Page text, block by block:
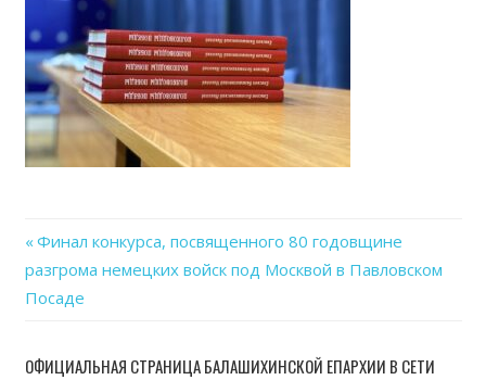
Навигация
по
записям
Previous
Post:
Финал конкурса, посвященного 80 годовщине
разгрома немецких войск под Москвой в Павловском
Посаде
ОФИЦИАЛЬНАЯ СТРАНИЦА БАЛАШИХИНСКОЙ ЕПАРХИИ В СЕТИ